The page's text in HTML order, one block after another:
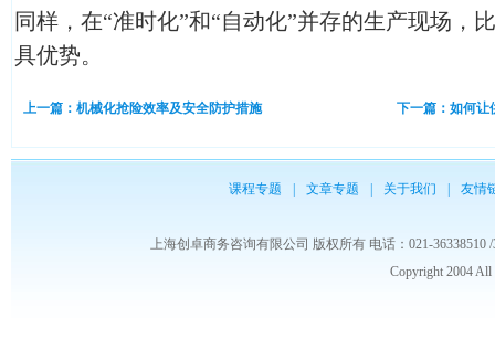
同样，在“准时化”和“自动化”并存的生产现场，
具优势。
上一篇：机械化抢险效率及安全防护措施 下一篇：如何让
课程专题 文章专题 关于我们 友情
上海创卓商务咨询有限公司 版权所有 电话：021-36338510 /
Copyright 2004 All